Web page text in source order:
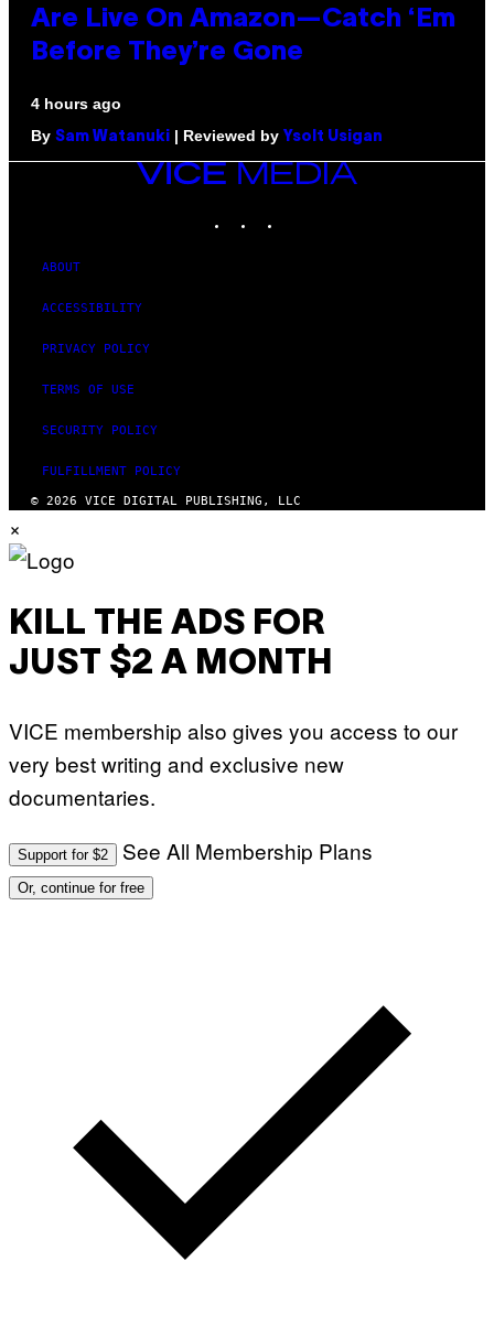
Are Live On Amazon—Catch ‘Em
Before They’re Gone
4 hours ago
By Sam Watanuki | Reviewed by Ysolt Usigan
VICE
MEDIA
ABOUT
ACCESSIBILITY
PRIVACY POLICY
TERMS OF USE
SECURITY POLICY
FULFILLMENT POLICY
© 2026 VICE DIGITAL PUBLISHING, LLC
×
KILL THE ADS FOR
JUST $2 A MONTH
VICE membership also gives you access to our
very best writing and exclusive new
documentaries.
Support for $2 See All Membership Plans
Or, continue for free